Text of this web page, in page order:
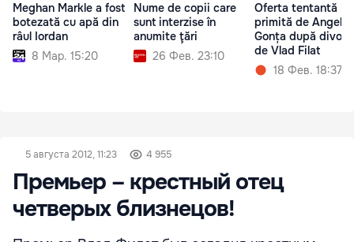
Meghan Markle a fost
botezată cu apă din
râul Iordan
8 Мар. 15:20
Nume de copii care
sunt interzise în
anumite ţări
26 Фев. 23:10
Oferta tentantă
primită de Angela
Gonța după
de Vlad Filat
18 Фев. 18:37
5 августа 2012, 11:23 4 955
Премьер – крестный отец
четверых близнецов!